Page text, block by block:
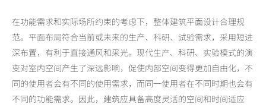
在功能需求和实际场所约束的考虑下，整体建筑平面设计合理规
范。平面布局符合当前或未来的生产、科研、试验需求，采用短进
深布置，有利于直接通风和采光。现代生产、科研、实验模式的演
变对室内空间产生了深远影响，促使内部空间变得更加自由化，不
同的使用者会有不同的使用需求，而同一使用者在不同时期也会有
不同的功能需求。因此，建筑应具备高度灵活的空间和时间适应